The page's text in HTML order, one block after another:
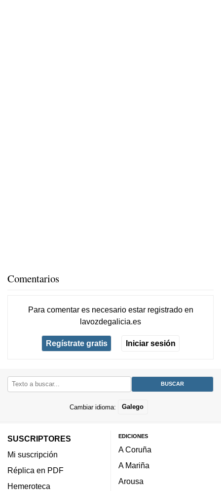
Comentarios
Para comentar es necesario estar registradoen
lavozdegalicia.es
Regístrate gratis Iniciar sesión
Cambiar idioma: Galego
SUSCRIPTORES
Mi suscripción
Réplica en PDF
Hemeroteca
EDICIONES
A Coruña
A Mariña
Arousa